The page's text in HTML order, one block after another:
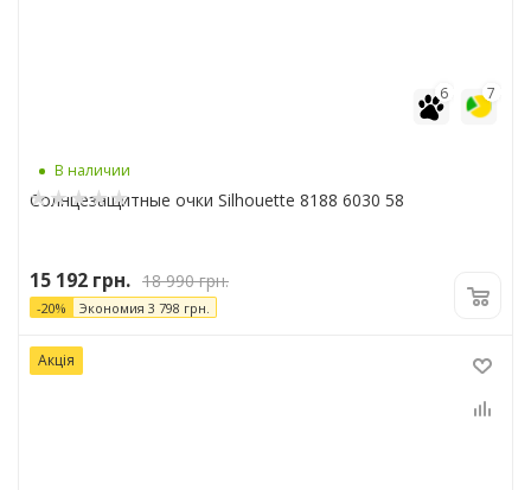
7
6
В наличии
Солнцезащитные очки Silhouette 8188 6030 58
15 192 грн. 18 990грн.
-20% Экономия 3 798 грн.
Акція